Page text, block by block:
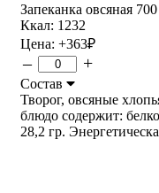
Запеканка овсяная
Ккал: 1232
Цена: +363₽
– +
Состав
Творог, овсяные
блюдо содержит:
28,2 гр.